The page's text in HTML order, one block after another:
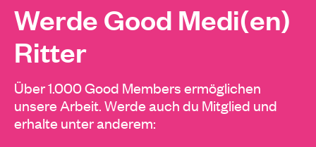
Werde Good Medi(en)
Ritter
Über 1.000 Good Members ermöglichen
unsere Arbeit. Werde auch du Mitglied und
erhalte unter anderem: